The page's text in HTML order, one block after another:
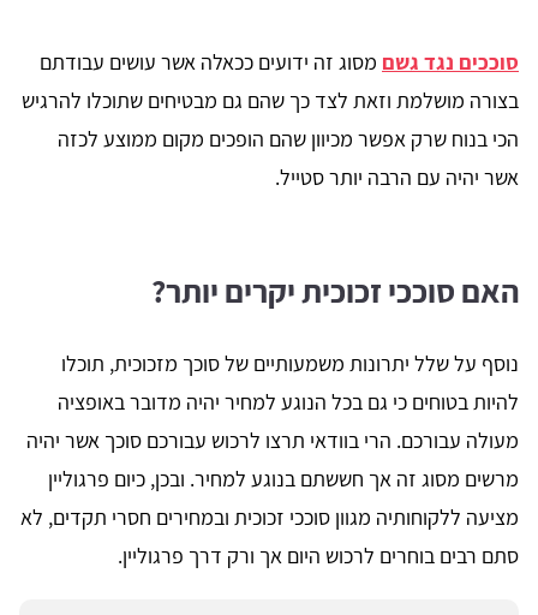
סוככים נגד גשם מסוג זה ידועים ככאלה אשר עושים עבודתם
בצורה מושלמת וזאת לצד כך שהם גם מבטיחים שתוכלו להרגיש
הכי בנוח שרק אפשר מכיוון שהם הופכים מקום ממוצע לכזה
אשר יהיה עם הרבה יותר סטייל.
האם סוככי זכוכית יקרים יותר?
נוסף על שלל יתרונות משמעותיים של סוכך מזכוכית, תוכלו
להיות בטוחים כי גם בכל הנוגע למחיר יהיה מדובר באופציה
מעולה עבורכם. הרי בוודאי תרצו לרכוש עבורכם סוכך אשר יהיה
מרשים מסוג זה אך חששתם בנוגע למחיר. ובכן, כיום פרגוליין
מציעה ללקוחותיה מגוון סוככי זכוכית ובמחירים חסרי תקדים, לא
סתם רבים בוחרים לרכוש היום אך ורק דרך פרגוליין.